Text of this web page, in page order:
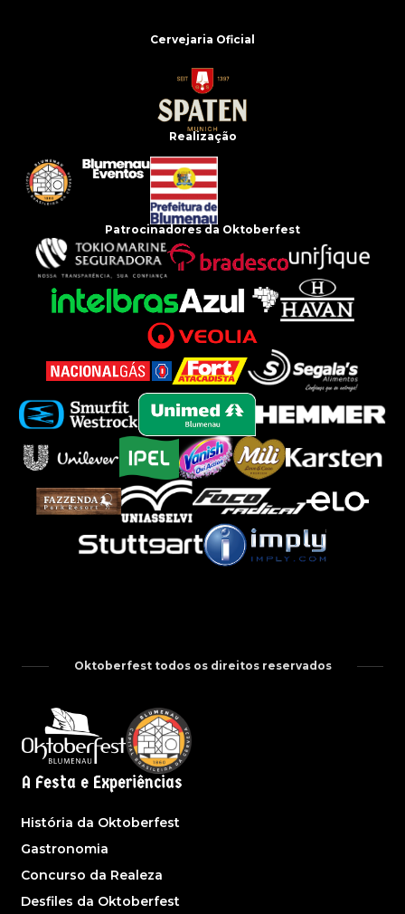
Cervejaria Oficial
Realização
Patrocinadores da Oktoberfest
Oktoberfest todos os direitos reservados
A Festa e Experiências
História da Oktoberfest
Gastronomia
Concurso da Realeza
Desfiles da Oktoberfest